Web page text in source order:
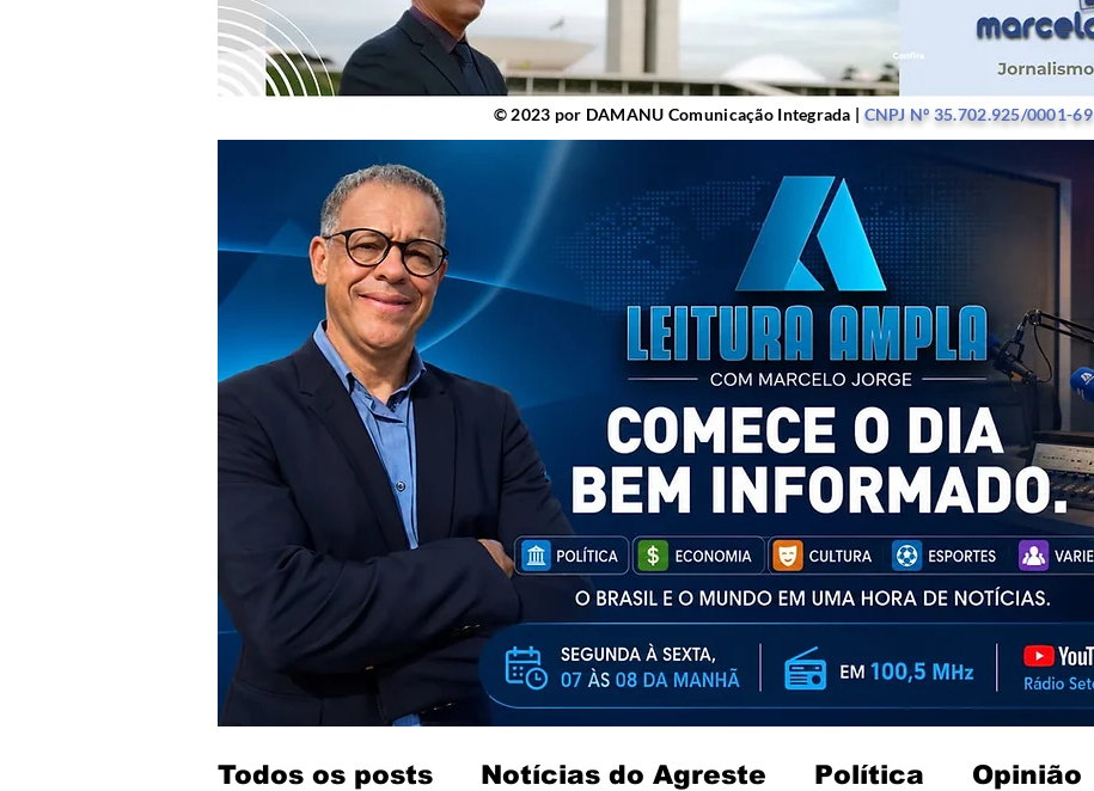
© 2023 por DAMANU Comunicação Integrada | CNPJ Nº 35.702.925/0001-69
Todos os posts Notícias do Agreste Política Opinião